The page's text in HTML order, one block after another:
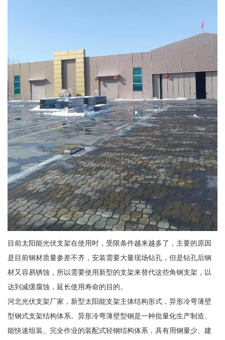
目前太阳能光伏支架在使用时，受限条件越来越多了，主要的原因
是目前钢材质量参差不齐，安装需要大量现场钻孔，但是钻孔后钢
材又容易锈蚀，所以需要使用新型的支架来替代这些角钢支架，以
达到减缓腐蚀，延长使用寿命的目的。
河北光伏支架厂家，新型太阳能支架主体结构形式，异形冷弯薄壁
型钢式支架结构体系。异形冷弯薄壁型钢是一种批量化生产制造、
能快速组装、完全作业的装配式轻钢结构体系，具有用钢量少、建